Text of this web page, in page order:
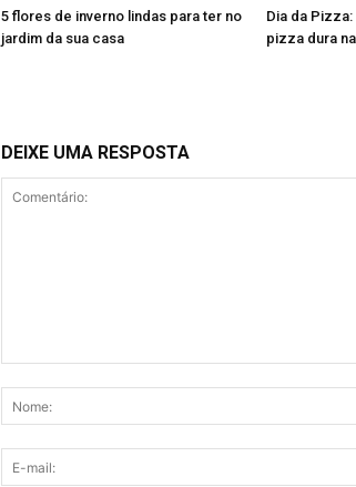
5 flores de inverno lindas para ter no
jardim da sua casa
Dia da
pizza dura
DEIXE UMA RESPOSTA